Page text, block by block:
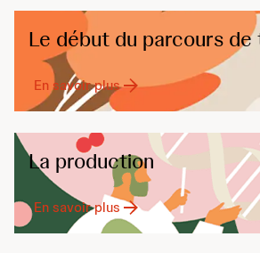
Le début du parcours
En savoir plus
La production
En savoir plus